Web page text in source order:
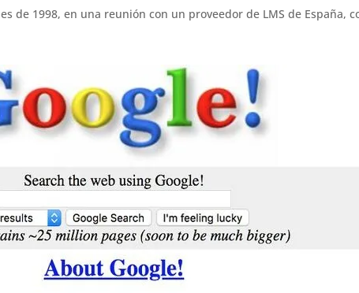
de 1998, en una reunión con un proveedor de LMS de España,